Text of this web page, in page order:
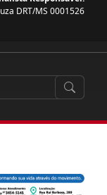
DRT/MS 0001526
que